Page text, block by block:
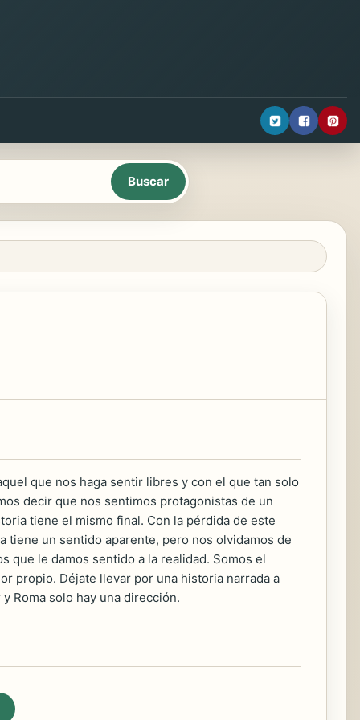
que nos haga sentir libres y con el que tan solo
decir que nos sentimos protagonistas de un
tiene el mismo final. Con la pérdida de este
tiene un sentido aparente, pero nos olvidamos de
que le damos sentido a la realidad. Somos el
propio. Déjate llevar por una historia narrada a
Roma solo hay una dirección.